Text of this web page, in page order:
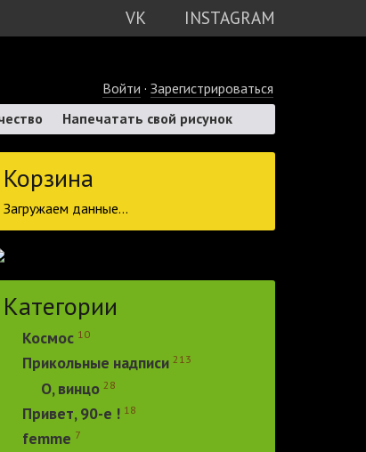
VK INSTAGRAM
Войти · Зарегистрироваться
Напечатать свой рисунок
Корзина
Загружаем данные...
Категории
Космос 10
Прикольные надписи 213
О, винцо 28
Привет, 90-е ! 18
femme 7